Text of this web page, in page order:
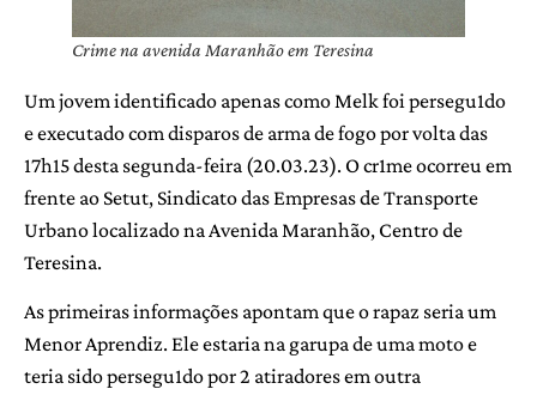
Crime na avenida Maranhão em Teresina
Um jovem identificado apenas como Melk foi persegu1do
e executado com disparos de arma de fogo por volta das
17h15 desta segunda-feira (20.03.23). O cr1me ocorreu em
frente ao Setut, Sindicato das Empresas de Transporte
Urbano localizado na Avenida Maranhão, Centro de
Teresina.
As primeiras informações apontam que o rapaz seria um
Menor Aprendiz. Ele estaria na garupa de uma moto e
teria sido persegu1do por 2 atiradores em outra